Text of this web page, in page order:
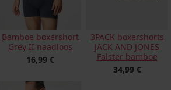
Bamboe boxershort
Grey II naadloos
16,99 €
3PACK boxershorts
JACK AND JONES
Falster bamboe
34,99 €